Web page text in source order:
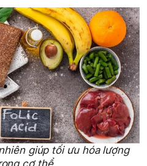
giúp tối ưu hóa lượng